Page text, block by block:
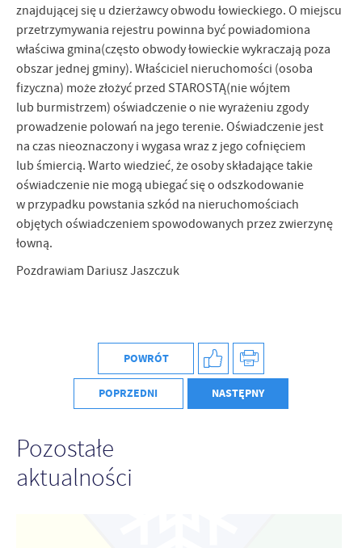
znajdującej się u dzierżawcy obwodu łowieckiego. O miejscu
przetrzymywania rejestru powinna być powiadomiona
właściwa gmina(często obwody łowieckie wykraczają poza
obszar jednej gminy). Właściciel nieruchomości (osoba
fizyczna) może złożyć przed STAROSTĄ(nie wójtem
lub burmistrzem) oświadczenie o nie wyrażeniu zgody
prowadzenie polowań na jego terenie. Oświadczenie jest
na czas nieoznaczony i wygasa wraz z jego cofnięciem
lub śmiercią. Warto wiedzieć, że osoby składające takie
oświadczenie nie mogą ubiegać się o odszkodowanie
w przypadku powstania szkód na nieruchomościach
objętych oświadczeniem spowodowanych przez zwierzynę
łowną.
Pozdrawiam Dariusz Jaszczuk
POWRÓT
POPRZEDNI NASTĘPNY
Pozostałe
aktualności